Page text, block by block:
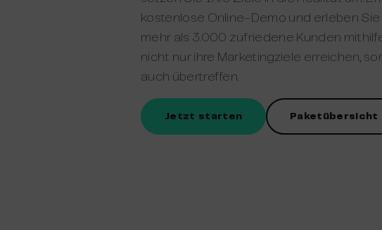
kostenlose Online-Demo und erleben
mehr als 3.000 zufriedene Kunden
nicht nur ihre Marketingziele erreichen,
auch übertreffen.
Jetzt starten Paketübersicht